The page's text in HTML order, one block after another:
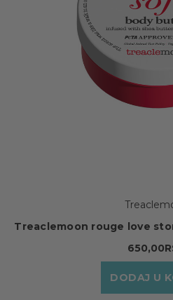
Treaclemoon rouge love
DODAJ U